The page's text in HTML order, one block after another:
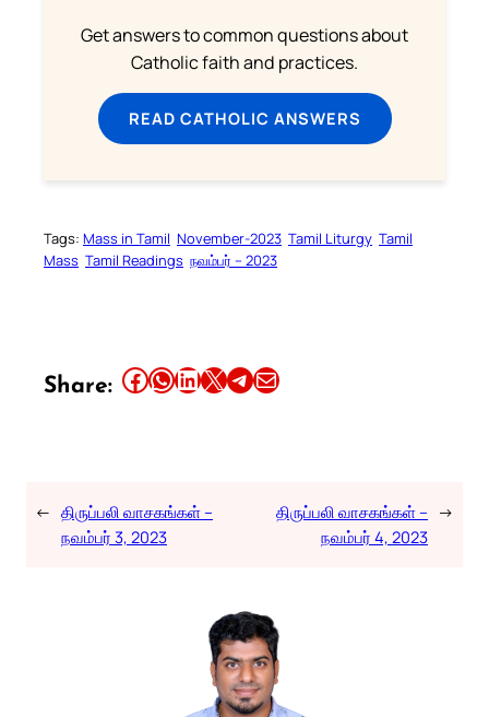
Get answers to common questions about
Catholic faith and practices.
READ CATHOLIC ANSWERS
Tags: Mass in Tamil November-2023 Tamil Liturgy Tamil
Mass Tamil Readings நவம்பர் – 2023
Share: Share this article on Facebook Share this article on WhatsApp Share this article on LinkedIn Share this article on X Share this article on TelegramEmail this Article
← திருப்பலி வாசகங்கள் –
நவம்பர் 3, 2023
திருப்பலி வாசகங்கள் –
நவம்பர் 4, 2023
→